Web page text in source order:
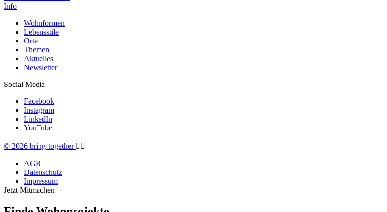
Info
Wohnformen
Lebensstile
Orte
Themen
Aktuelles
Newsletter
Social Media
Facebook
Instagram
LinkedIn
YouTube
© 2026 bring-together 🏳️‍🌈
AGB
Datenschutz
Impressum
Jetzt Mitmachen